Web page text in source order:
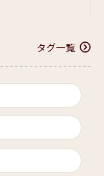
タグ一覧